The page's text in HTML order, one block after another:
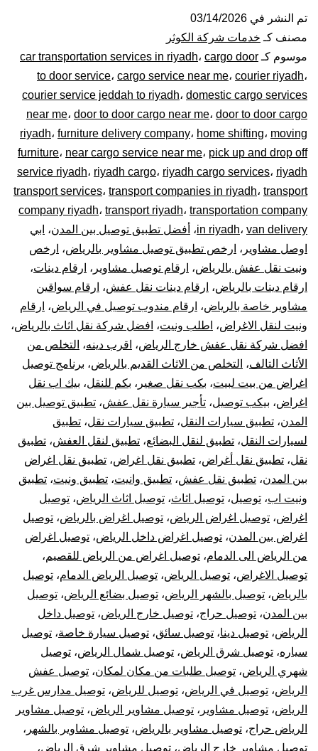
بالرياض|
–
توصيل
نقل
البضائع
الأغراض
داخل
و
خارج
الرياض
تم النشر في 03/14/2026
مصنف كـ خدمات شركة الكوثر
موسوم كـ
car transportation services in riyadh، cargo door
to door service، cargo service near me، courier riyadh،
courier service jeddah to riyadh، domestic cargo services
near me، door to door cargo near me، door to door cargo
riyadh، furniture delivery company، home shifting، moving
furniture، near cargo service near me، pick up and drop off
service riyadh، riyadh cargo، riyadh cargo services، riyadh
transport services، transport companies in riyadh، transport
company riyadh، transport riyadh، transportation company
in riyadh، van delivery ، أفضل تطبيق توصيل بين المدن، ابي
اوصل مشاوير ، ارخص تطبيق توصيل مشاوير بالرياض، ارخص
ونيت نقل عفش بالرياض، ارقام توصيل مشاوير ، ارقام دينات،
ارقام دينات بالرياض، ارقام دينات نقل عفش، ارقام سواقين
مشاوير خاصة بالرياض، ارقام مندوب توصيل في الرياض، ارقام
ونيت لنقل الاغراض، اطلب ونيت، افضل شركة نقل اثاث بالرياض،
افضل شركة نقل عفش خارج الرياض، اقرب دينه، التخلص من
الأثاث التالف، التخلص من الاثاث القديم بالرياض، برنامج توصيل
اغراض من بيت لبيت، بكب نقل صغير ، بكم للنقل، بيك اب نقل
اغراض، بيكب توصيل، تأجير سيارة نقل عفش، تطبيق توصيل بين
المدن، تطبيق سيارات النقل، تطبيق سيارات نقل، تطبيق
لسيارات النقل، تطبيق لنقل البضائع، تطبيق لنقل العفش، تطبيق
نقل، تطبيق نقل أغراض، تطبيق نقل اغراض، تطبيق نقل اغراض
بين المدن، تطبيق نقل عفش، تطبيق وانيت، تطبيق ونيت، تطبيق
ونيت اب، توصيل، توصيل اثاث، توصيل اثاث الرياض، توصيل
اغراض، توصيل اغراض الرياض، توصيل اغراض بالرياض، توصيل
اغراض بين المدن، توصيل اغراض داخل الرياض، توصيل اغراض
من الرياض الى الدمام، توصيل اغراض من الرياض للقصيم،
توصيل الاغراض، توصيل الرياض، توصيل الرياض الدمام، توصيل
بالرياض، توصيل بالشهر الرياض، توصيل بضائع الرياض، توصيل
بين المدن، توصيل حراج، توصيل خارج الرياض، توصيل داخل
الرياض، توصيل دينا، توصيل سائق، توصيل سيارة خاصة، توصيل
سياره، توصيل شرق الرياض، توصيل شمال الرياض، توصيل
شهري الرياض، توصيل طلبات من مكان لمكان، توصيل عفش
الرياض، توصيل في الرياض، توصيل للرياض، توصيل مدارس غرب
الرياض، توصيل مشاوير ، توصيل مشاوير الرياض، توصيل مشاوير
الرياض حراج، توصيل مشاوير بالرياض، توصيل مشاوير بالشهر ،
توصيل مشاوير خارج الرياض، توصيل مشاوير شرق الرياض،